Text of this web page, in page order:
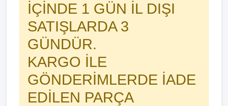
İÇİNDE 1 GÜN İL DIŞI
SATIŞLARDA 3
GÜNDÜR.
KARGO İLE
GÖNDERİMLERDE İADE
EDİLEN PARÇA